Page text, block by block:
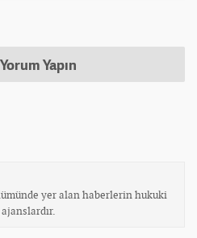
Yapın
yer alan haberlerin hukuki